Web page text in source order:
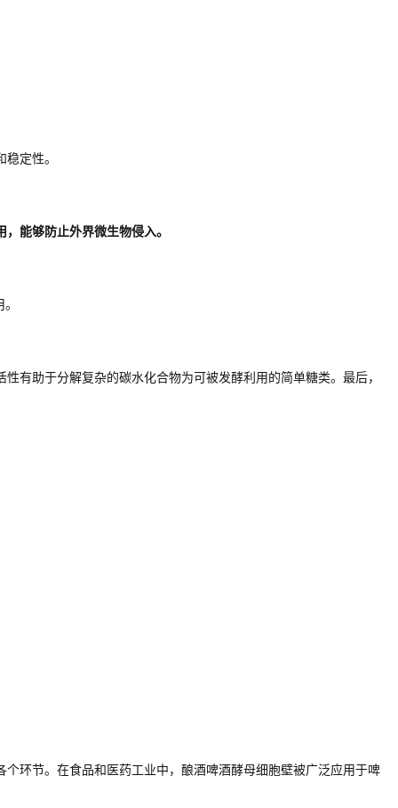
定性。
能够防止外界微生物侵入。
有助于分解复杂的碳水化合物为可被发酵利用的简单糖类。最后，
环节。在食品和医药工业中，酿酒啤酒酵母细胞壁被广泛应用于啤